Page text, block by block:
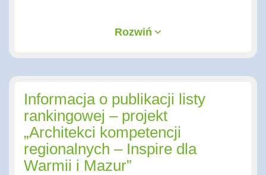
Rozwiń
Informacja o publikacji listy
rankingowej – projekt
„Architekci kompetencji
regionalnych – Inspire dla
Warmii i Mazur”